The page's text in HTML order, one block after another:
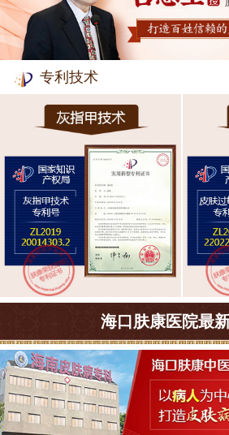
专利技术
海口肤康医院最